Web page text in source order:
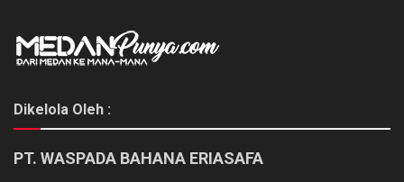
Dikelola Oleh :
PT. WASPADA BAHANA ERIASAFA